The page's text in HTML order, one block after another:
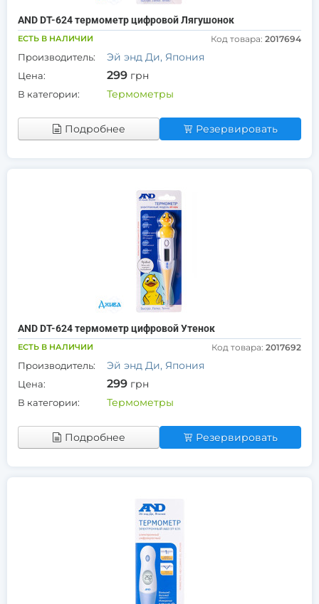
AND DT-624 термометр цифровой Лягушонок
ЕСТЬ В НАЛИЧИИ Код товара: 2017694
Производитель: Эй энд Ди, Япония
Цена: 299 грн
В категории: Термометры
Подробнее Резервировать
AND DT-624 термометр цифровой Утенок
ЕСТЬ В НАЛИЧИИ Код товара: 2017692
Производитель: Эй энд Ди, Япония
Цена: 299 грн
В категории: Термометры
Подробнее Резервировать